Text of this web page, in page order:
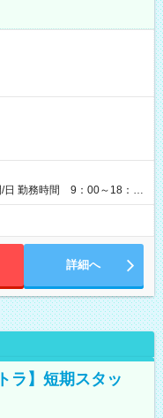
日 勤務時間 9：00～18：
3日～OK、シフト制 ※もちろ
詳細へ
ラ】短期スタッ